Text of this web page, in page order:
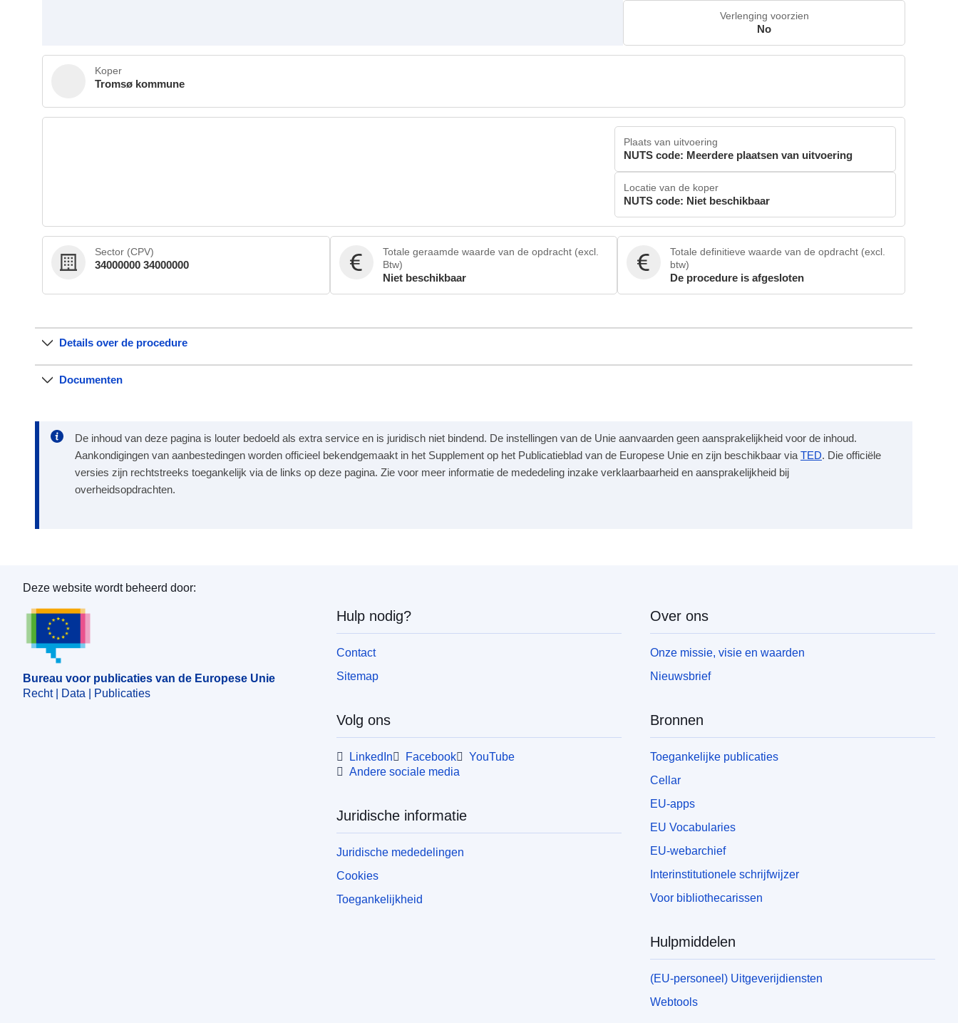
Verlenging voorzien
No
Koper
Tromsø kommune
Plaats van uitvoering
NUTS code: Meerdere plaatsen van uitvoering
Locatie van de koper
NUTS code: Niet beschikbaar
Sector (CPV)
34000000 34000000
Totale geraamde waarde van de opdracht (excl.
Btw)
Niet beschikbaar
Totale definitieve waarde van de opdracht (excl.
btw)
De procedure is afgesloten
Details over de procedure
Documenten
De inhoud van deze pagina is louter bedoeld als extra service en is juridisch niet bindend. De instellingen van de Unie aanvaarden geen aansprakelijkheid voor de inhoud.
Aankondigingen van aanbestedingen worden officieel bekendgemaakt in het Supplement op het Publicatieblad van de Europese Unie en zijn beschikbaar via TED. Die officiële
versies zijn rechtstreeks toegankelijk via de links op deze pagina. Zie voor meer informatie de mededeling inzake verklaarbaarheid en aansprakelijkheid bij
overheidsopdrachten.
Bureau voor publicaties van de Europese Unie
Deze website wordt beheerd door:
Bureau voor publicaties van de Europese Unie
Recht | Data | Publicaties
Hulp nodig?
Contact
Sitemap
Volg ons
LinkedIn Facebook
YouTube
Andere sociale media
Juridische informatie
Juridische mededelingen
Cookies
Toegankelijkheid
Over ons
Onze missie, visie en waarden
Nieuwsbrief
Bronnen
Toegankelijke publicaties
Cellar
EU-apps
EU Vocabularies
EU-webarchief
Interinstitutionele schrijfwijzer
Voor bibliothecarissen
Hulpmiddelen
(EU-personeel) Uitgeverijdiensten
Webtools